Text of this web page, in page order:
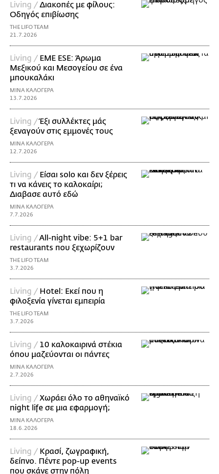
Living / Διακοπές με φίλους:
Οδηγός επιβίωσης
THE LIFO TEAM
21.7.2026
Living / EME ESE: Άρωμα
Μεξικού και Μεσογείου σε ένα
μπουκαλάκι
ΜΙΝΑ ΚΑΛΟΓΕΡΑ
13.7.2026
Living /Έξι συλλέκτες μάς
ξεναγούν στις εμμονές τους
ΜΙΝΑ ΚΑΛΟΓΕΡΑ
12.7.2026
Living / Είσαι solo και δεν ξέρεις
τι να κάνεις το καλοκαίρι;
Διαβασε αυτό εδώ
ΜΙΝΑ ΚΑΛΟΓΕΡΑ
7.7.2026
Living /All-night vibe: 5+1 bar
restaurants που ξεχωρίζουν
THE LIFO TEAM
3.7.2026
Living / Hotel: Εκεί που η
φιλοξενία γίνεται εμπειρία
THE LIFO TEAM
3.7.2026
Living / 10 καλοκαιρινά στέκια
όπου μαζεύονται οι πάντες
ΜΙΝΑ ΚΑΛΟΓΕΡΑ
2.7.2026
Living / Χωράει όλο το αθηναϊκό
night life σε μια εφαρμογή;
ΜΙΝΑ ΚΑΛΟΓΕΡΑ
18.6.2026
Living / Κρασί, ζωγραφική,
δείπνο. Πέντε pop-up events
που σκάνε στην πόλη